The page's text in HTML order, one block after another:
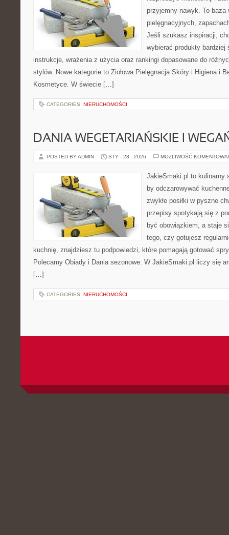
przyjemny nawyk. To baza
pielęgnacyjnych,
Jeśli szukasz inspiracji,
wybierać produkty bardziej
instrukcje, wrażenia z użycia oraz rankingi dopasowane do
stylów. Nowe kategorie to Ziołowa Pielęgnacja Skóry i Higiena i
Kosmetyce. W świecie […]
CATEGORIES: NIERUCHOMOŚCI
DANIA WEGETARIAŃSKIE I
POSTED BY ADMIN STY - 28 - 2026 MOŻLIWOŚĆ
JakieSmaki.pl to kulinarny
by odczarowywać
zwykłe posiłki w pyszne
przepisy spotykają się z
być obowiązkiem, a staje
tego, czy gotujesz
kuchnię, znajdziesz tu podpowiedzi, które pomagają gotować
Polecamy Obiady i Dania sezonowe. W JakieSmaki.pl liczy się
[…]
CATEGORIES: NIERUCHOMOŚCI